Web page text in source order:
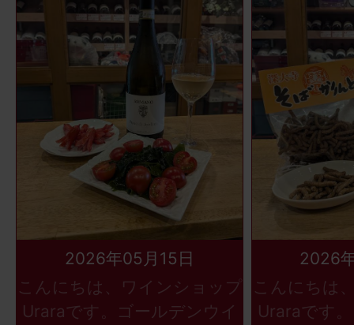
2026年05月15日
こんにちは、ワインショップ
Uraraです。ゴールデンウイ
2026
こんにちは
Uraraです